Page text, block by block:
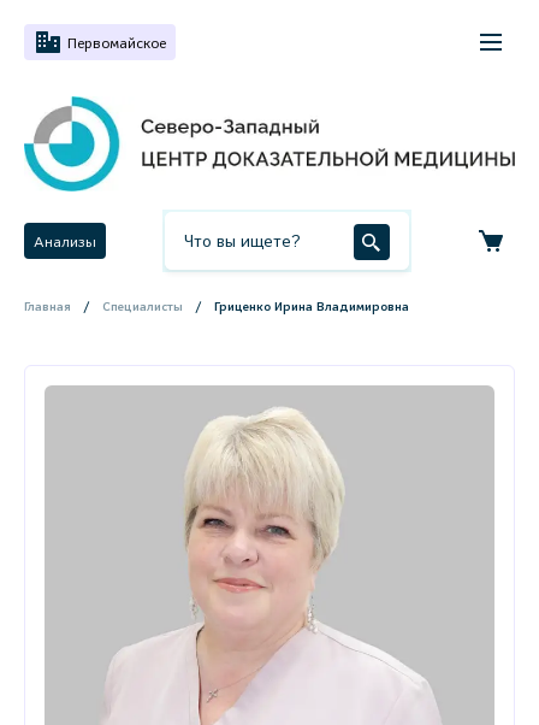
Первомайское
Анализы
Главная Специалисты Гриценко Ирина Владимировна